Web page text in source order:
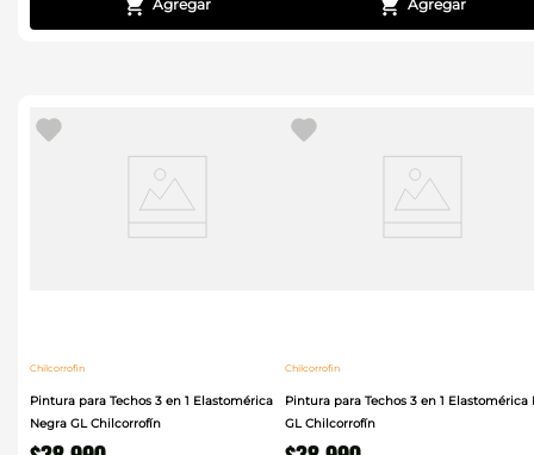
Chilcorrofin
Pintura para Techos 3 en 1 Elastomérica
Negra GL Chilcorrofín
Chilcorrofin
Pintura para Techos 3 en 1 Elastomérica
GL Chilcorrofín